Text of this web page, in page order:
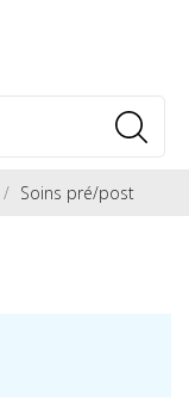
Soins pré/post